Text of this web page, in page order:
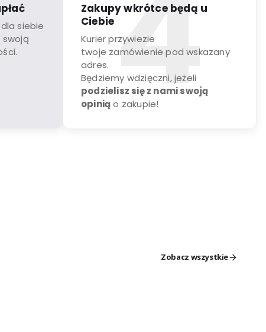
siebie
swoją
Zakupy wkrótce będą u
Ciebie
Kurier przywiezie
twoje zamówienie pod wskazany
adres.
Będziemy wdzięczni, jeżeli
podzielisz się z nami swoją
opiniąo zakupie!
Zobacz wszystkie